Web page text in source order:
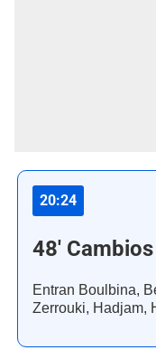
20:24
48'
Entran Boulbina,
Zerrouki, Hadjam,